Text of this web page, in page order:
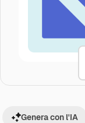
Genera con l'IA